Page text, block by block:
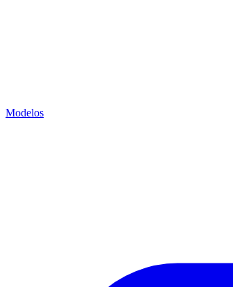
Modelos